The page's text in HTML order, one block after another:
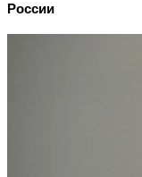
России